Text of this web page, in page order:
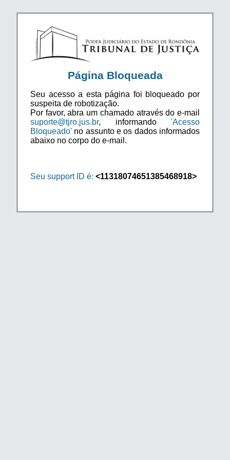
Página Bloqueada
Seu acesso a esta página foi bloqueado por
suspeita de robotização.
Por favor, abra um chamado através do e-mail
suporte@tjro.jus.br, informando 'Acesso
Bloqueado' no assunto e os dados informados
abaixo no corpo do e-mail.
Seu support ID é: <11318074651385468918>